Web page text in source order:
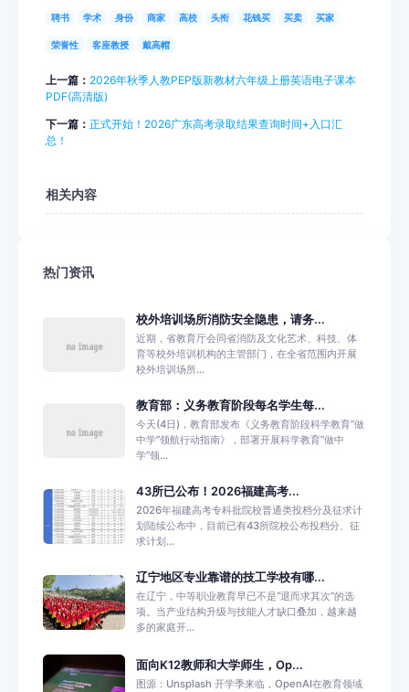
聘书 学术 身份 商家 高校 头衔 花钱买 买卖 买家
荣誉性 客座教授 戴高帽
上一篇： 2026年秋季人教PEP版新教材六年级上册英语电子课本
PDF(高清版)
下一篇： 正式开始！2026广东高考录取结果查询时间+入口汇
总！
相关内容
热门资讯
校外培训场所消防安全隐患，请务...
近期，省教育厅会同省消防及文化艺术、科技、体
育等校外培训机构的主管部门，在全省范围内开展
校外培训场所...
教育部：义务教育阶段每名学生每...
今天(4日)，教育部发布《义务教育阶段科学教育“做
中学”领航行动指南》，部署开展科学教育“做中
学”领...
43所已公布！2026福建高考...
2026年福建高考专科批院校普通类投档分及征求计
划陆续公布中，目前已有43所院校公布投档分、征
求计划...
辽宁地区专业靠谱的技工学校有哪...
在辽宁，中等职业教育早已不是“退而求其次”的选
项。当产业结构升级与技能人才缺口叠加，越来越
多的家庭开...
面向K12教师和大学师生，Op...
图源：Unsplash 开学季来临，OpenAI在教育领域